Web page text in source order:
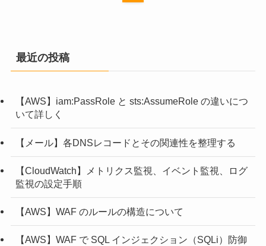
最近の投稿
【AWS】iam:PassRole と sts:AssumeRole の違いにつ
いて詳しく
【メール】各DNSレコードとその関連性を整理する
【CloudWatch】メトリクス監視、イベント監視、ログ
監視の設定手順
【AWS】WAF のルールの構造について
【AWS】WAF で SQL インジェクション（SQLi）防御